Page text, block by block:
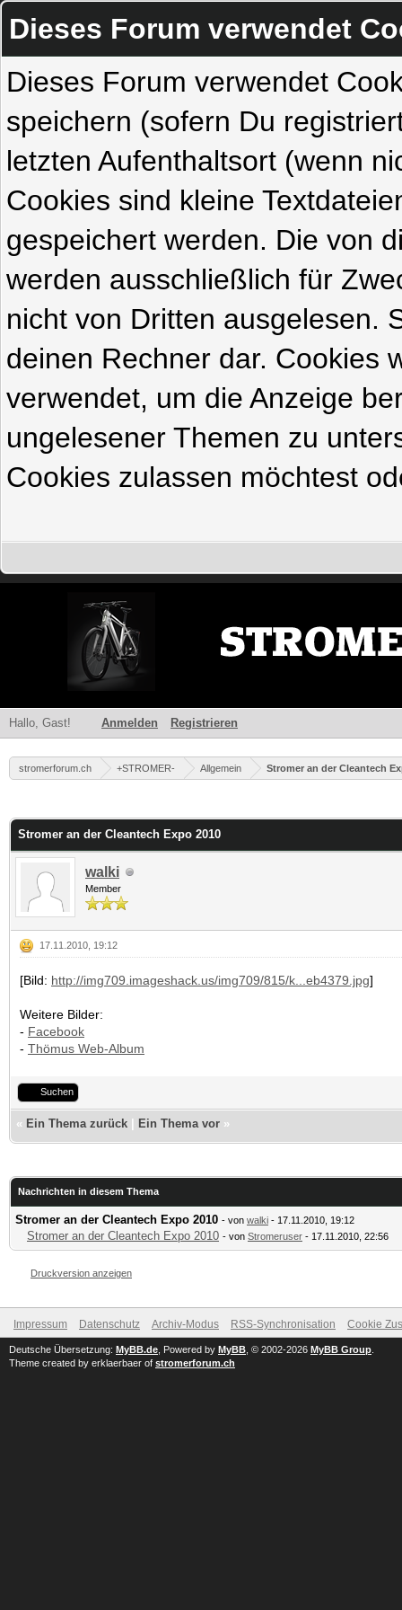
Dieses Forum verwendet
Dieses Forum verwendet
speichern (sofern Du
letzten Aufenthaltsort (wenn
Cookies sind kleine
gespeichert werden. Die von
werden ausschließlich für
nicht von Dritten ausgelesen.
deinen Rechner dar. Cookies
verwendet, um die Anzeige
ungelesener Themen zu
Cookies zulassen möchtest
Hallo, Gast! Anmelden Registrieren
stromerforum.ch +STROMER- Allgemein Stromer an der Cleantech
Stromer an der Cleantech Expo 2010
walki
Member
17.11.2010, 19:12
[Bild: http://img709.imageshack.us/img709/815/k...eb4379.jpg]
Weitere Bilder:
- Facebook
- Thömus Web-Album
Suchen
« Ein Thema zurück Ein Thema vor »
Nachrichten in diesem Thema
Stromer an der Cleantech Expo 2010 - von walki - 17.11.2010, 19:12
Stromer an der Cleantech Expo 2010 - von Stromeruser - 17.11.2010, 22:56
Druckversion anzeigen
Impressum Datenschutz Archiv-Modus RSS-Synchronisation Cookie
Deutsche Übersetzung: MyBB.de , Powered by MyBB , © 2002-2026 MyBB Group
Theme created by erklaerbaer of stromerforum.ch